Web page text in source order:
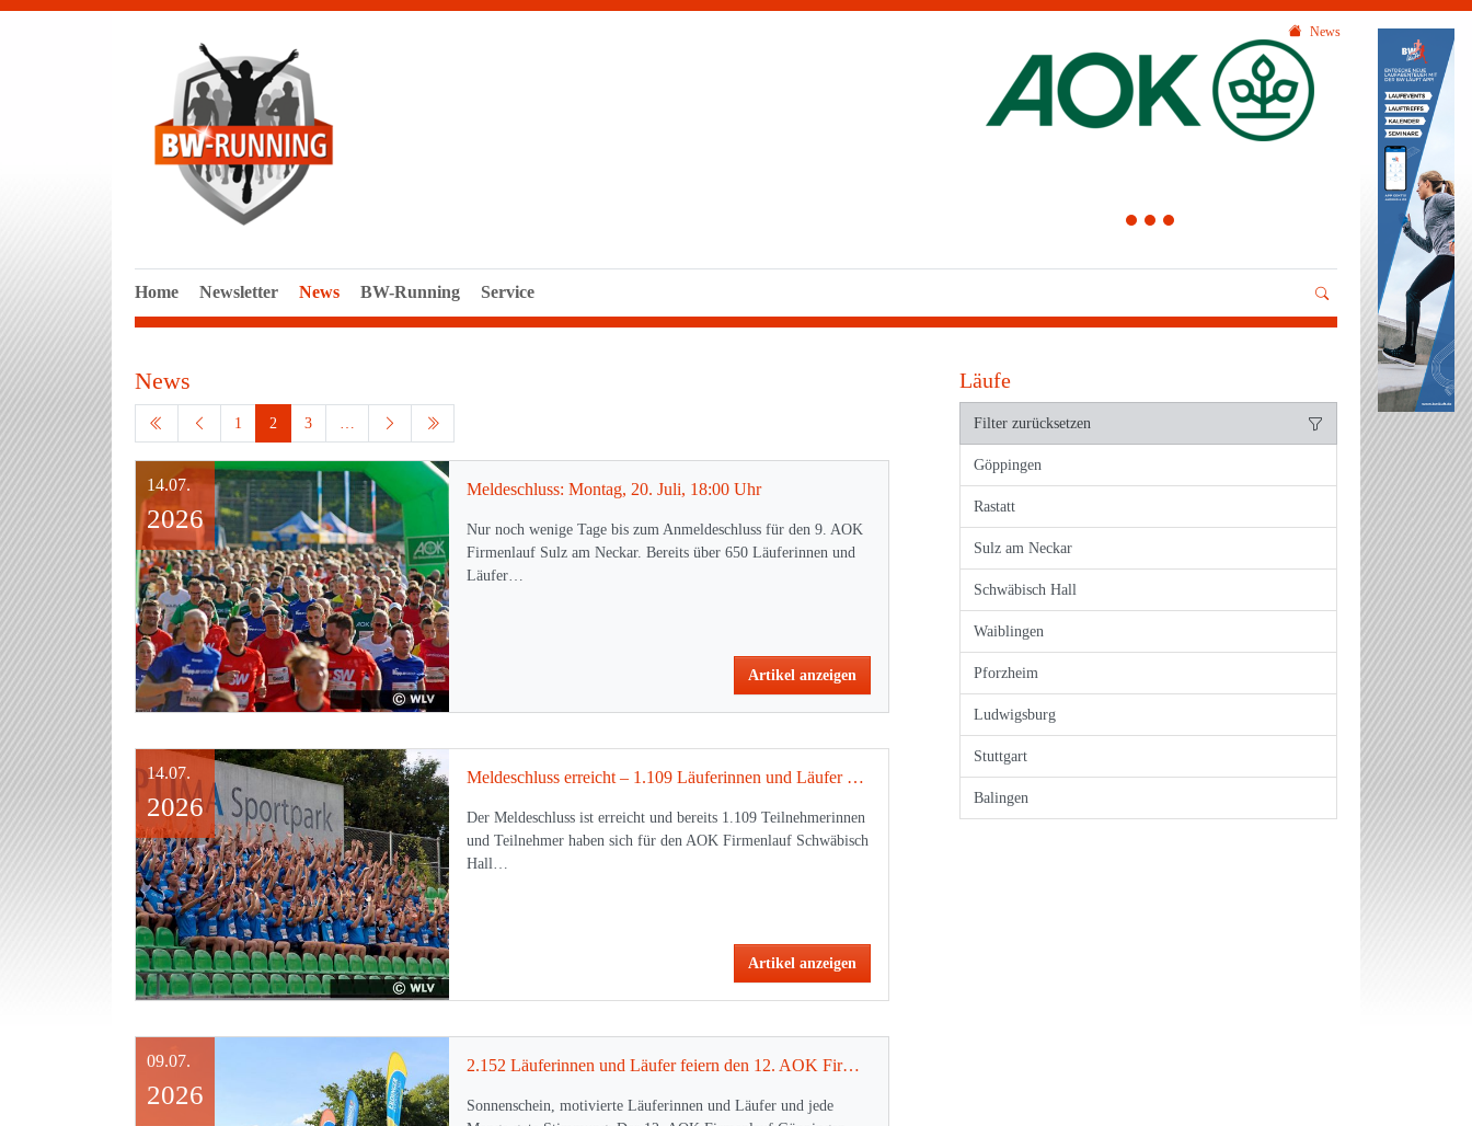
News
1 2 3
Home Newsletter News BW-Running Service
News
1 2 3 …
Meldeschluss: Montag, 20. Juli, 18:00 Uhr
Nur noch wenige Tage bis zum Anmeldeschluss für den 9. AOK
Firmenlauf Sulz am Neckar. Bereits über 650 Läuferinnen und
Läufer…
Artikel anzeigen
14.07.
2026
Meldeschluss erreicht – 1.109 Läuferinnen und Läufer sind dabei!
Der Meldeschluss ist erreicht und bereits 1.109 Teilnehmerinnen
und Teilnehmer haben sich für den AOK Firmenlauf Schwäbisch
Hall…
Artikel anzeigen
14.07.
2026
2.152 Läuferinnen und Läufer feiern den 12. AOK Firmenlauf Göppingen
Sonnenschein, motivierte Läuferinnen und Läufer und jede
09.07.
2026
Läufe
Filter zurücksetzen
Göppingen
Rastatt
Sulz am Neckar
Schwäbisch Hall
Waiblingen
Pforzheim
Ludwigsburg
Stuttgart
Balingen